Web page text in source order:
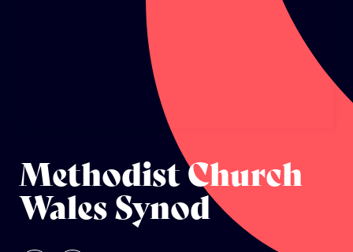
Methodist Church
Wales Synod
LLYSGENHADON HINSAWDD IEUENCTID